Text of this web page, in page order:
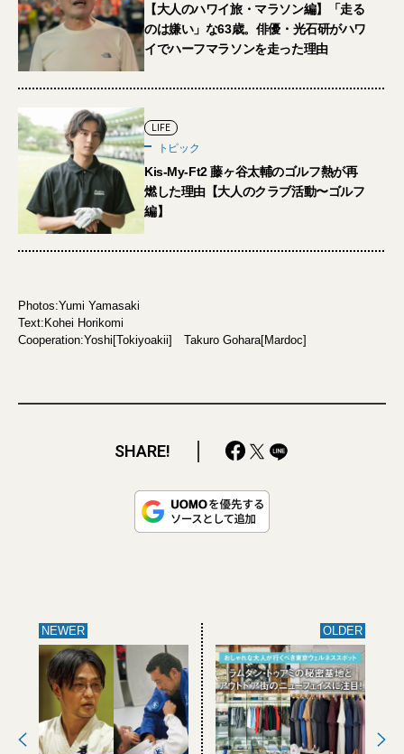
【大人のハワイ旅・マラソン編】「走る
のは嫌い」な63歳。俳優・光石研がハワ
イでハーフマラソンを走った理由
LIFE
トピック
Kis-My-Ft2 藤ヶ谷太輔のゴルフ熱が再
燃した理由【大人のクラブ活動〜ゴルフ
編】
Photos:Yumi Yamasaki
Text:Kohei Horikomi
Cooperation:Yoshi[Tokiyoakii] Takuro Gohara[Mardoc]
SHARE!
NEWER OLDER